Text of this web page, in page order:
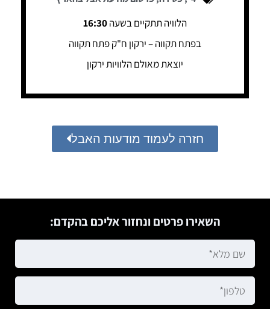
הלוויה תתקיים בשעה16:30
בפתח תקווה – ירקון ח"ק פתח תקווה
יוצאת מאולם הלוויות ירקון
חזרה לעמוד מודעות האבל
השאירו פרטים ונחזור אליכם בהקדם: